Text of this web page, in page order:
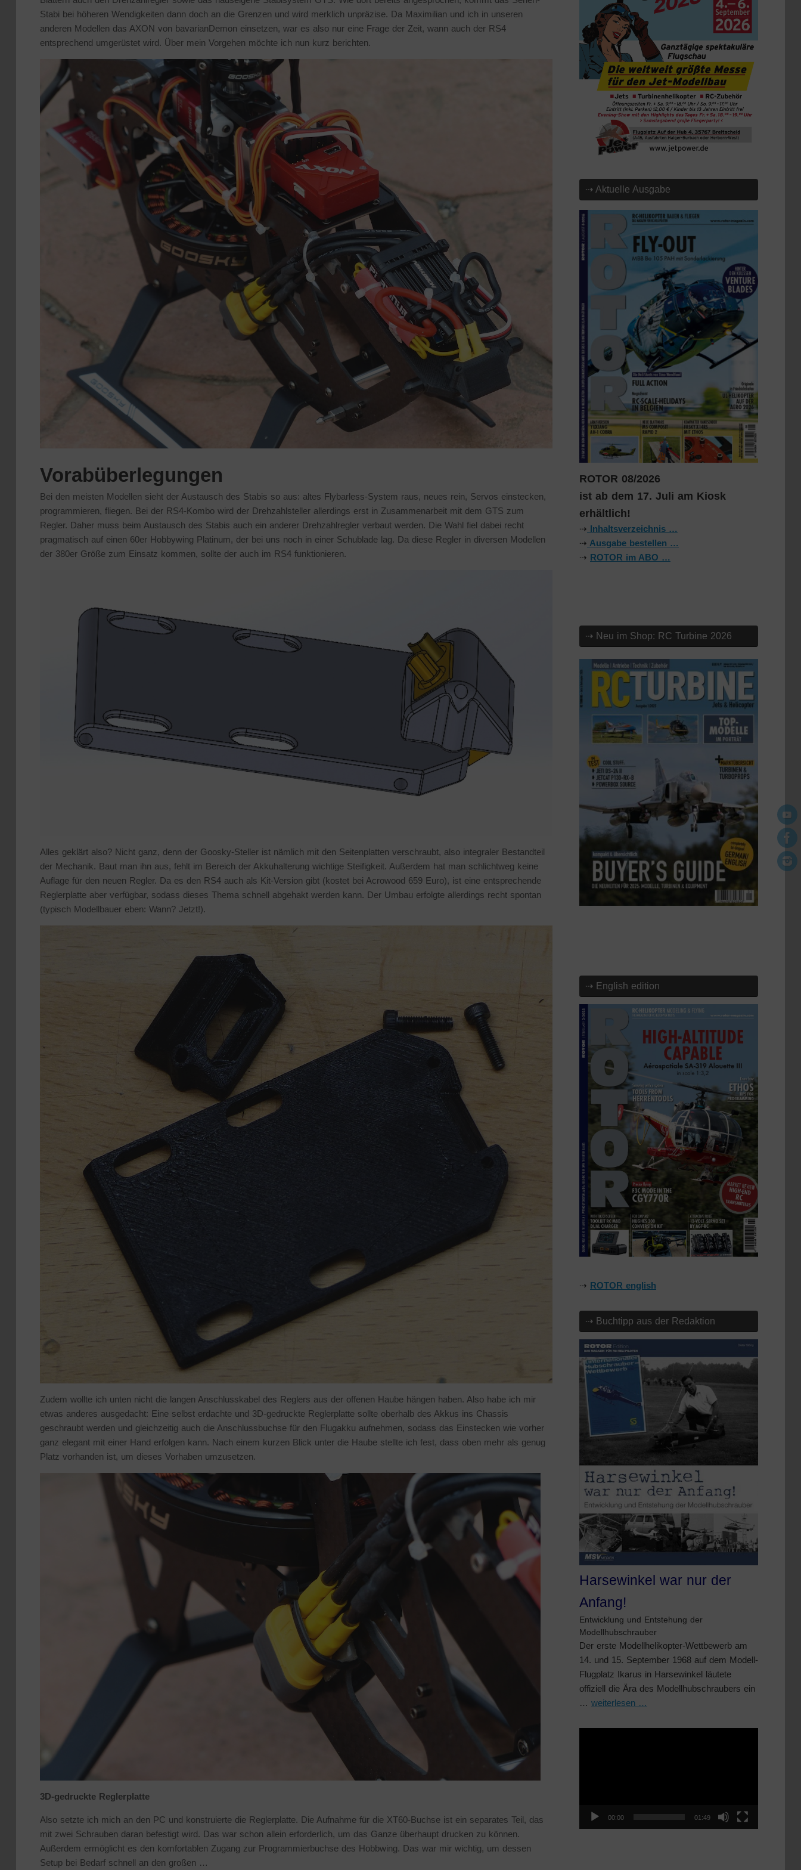
Stabi bei höheren Wendigkeiten dann doch an die Grenzen und wird merklich unpräzise. Da Maximilian und ich in unseren
anderen Modellen das AXON von bavarianDemon einsetzen, war es also nur eine Frage der Zeit, wann auch der RS4
entsprechend umgerüstet wird. Über mein Vorgehen möchte ich nun kurz berichten.
Vorabüberlegungen
Bei den meisten Modellen sieht der Austausch des Stabis so aus: altes Flybarless-System raus, neues rein, Servos einstecken,
programmieren, fliegen. Bei der RS4-Kombo wird der Drehzahlsteller allerdings erst in Zusammenarbeit mit dem GTS zum
Regler. Daher muss beim Austausch des Stabis auch ein anderer Drehzahlregler verbaut werden. Die Wahl fiel dabei recht
pragmatisch auf einen 60er Hobbywing Platinum, der bei uns noch in einer Schublade lag. Da diese Regler in diversen Modellen
der 380er Größe zum Einsatz kommen, sollte der auch im RS4 funktionieren.
Alles geklärt also? Nicht ganz, denn der Goosky-Steller ist nämlich mit den Seitenplatten verschraubt, also integraler Bestandteil
der Mechanik. Baut man ihn aus, fehlt im Bereich der Akkuhalterung wichtige Steifigkeit. Außerdem hat man schlichtweg keine
Auflage für den neuen Regler. Da es den RS4 auch als Kit-Version gibt (kostet bei Acrowood 659 Euro), ist eine entsprechende
Reglerplatte aber verfügbar, sodass dieses Thema schnell abgehakt werden kann. Der Umbau erfolgte allerdings recht spontan
(typisch Modellbauer eben: Wann? Jetzt!).
Zudem wollte ich unten nicht die langen Anschlusskabel des Reglers aus der offenen Haube hängen haben. Also habe ich mir
etwas anderes ausgedacht: Eine selbst erdachte und 3D-gedruckte Reglerplatte sollte oberhalb des Akkus ins Chassis
geschraubt werden und gleichzeitig auch die Anschlussbuchse für den Flugakku aufnehmen, sodass das Einstecken wie vorher
ganz elegant mit einer Hand erfolgen kann. Nach einem kurzen Blick unter die Haube stellte ich fest, dass oben mehr als genug
Platz vorhanden ist, um dieses Vorhaben umzusetzen.
3D-gedruckte Reglerplatte
Also setzte ich mich an den PC und konstruierte die Reglerplatte. Die Aufnahme für die XT60-Buchse ist ein separates Teil, das
mit zwei Schrauben daran befestigt wird. Das war schon allein erforderlich, um das Ganze überhaupt drucken zu können.
Außerdem ermöglicht es den komfortablen Zugang zur Programmierbuchse des Hobbwing. Das war mir wichtig, um dessen
Setup bei Bedarf schnell an den großen …
⇢ Aktuelle Ausgabe
ROTOR 08/2026
ist ab dem 17. Juli am Kiosk
erhältlich!
⇢ Inhaltsverzeichnis …
⇢ Ausgabe bestellen …
⇢ ROTOR im ABO …
⇢ Neu im Shop: RC Turbine 2026
⇢ English edition
⇢ ROTOR english
⇢ Buchtipp aus der Redaktion
Harsewinkel war nur der
Anfang!
Entwicklung und Entstehung der
Modellhubschrauber
Der erste Modellhelikopter-Wettbewerb am
14. und 15. September 1968 auf dem Modell-
Flugplatz Ikarus in Harsewinkel läutete
offiziell die Ära des Modellhubschraubers ein
… weiterlesen …
00:00 01:49